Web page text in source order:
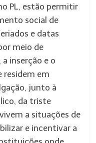
PL, estão permitir
social de
e datas
meio de
inserção e o
residem em
junto à
da triste
a situações de
e incentivar a